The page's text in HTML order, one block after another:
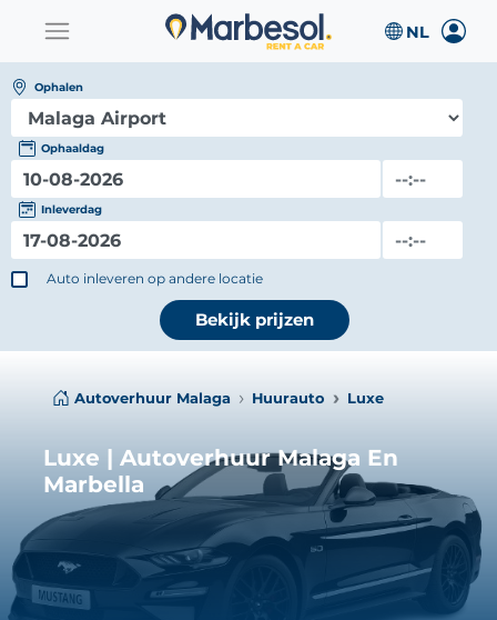
Ophalen
Ophaaldag
Inleverdag
Auto inleveren op andere locatie
Bekijk prijzen
Autoverhuur Malaga Huurauto Luxe
Luxe | Autoverhuur Malaga En
Marbella